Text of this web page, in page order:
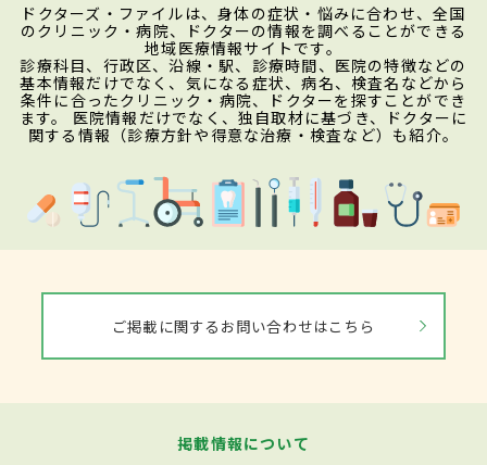
ドクターズ・ファイルは、身体の症状・悩みに合わせ、全国
のクリニック・病院、ドクターの情報を調べることができる
地域医療情報サイトです。
診療科目、行政区、沿線・駅、診療時間、医院の特徴などの
基本情報だけでなく、気になる症状、病名、検査名などから
条件に合ったクリニック・病院、ドクターを探すことができ
ます。 医院情報だけでなく、独自取材に基づき、ドクターに
関する情報（診療方針や得意な治療・検査など）も紹介。
ご掲載に関するお問い合わせはこちら
掲載情報について